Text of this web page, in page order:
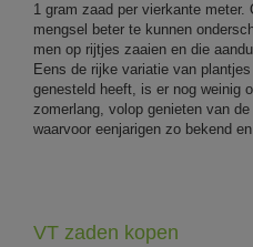
1 gram zaad per vierkante
mengsel beter te kunnen
men op rijtjes zaaien en die
Eens de rijke variatie van
genesteld heeft, is er nog weinig
zomerlang, volop genieten van
waarvoor eenjarigen zo bekend
VT zaden kopen